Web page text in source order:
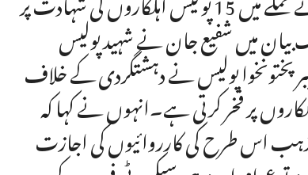
میں شفیع جان نے شہید پولیس
پولیس نے دہشتگردی کے خلاف
پر فخر کرتی ہے۔انہوں نے کہا کہ
مذہب اس طرح کی کارروائیوں کی اجازت